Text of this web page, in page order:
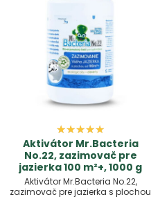
Aktivátor Mr.Bacteria
No.22, zazimovač pre
jazierka 100 m²+, 1000 g
Aktivátor Mr.Bacteria No.22,
zazimovač pre jazierka s plochou